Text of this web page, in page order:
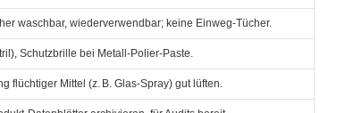
waschbar, wiederverwendbar; keine Einweg‑Tücher.
Schutzbrille bei Metall‑Polier‑Paste.
flüchtiger Mittel (z. B. Glas‑Spray) gut lüften.